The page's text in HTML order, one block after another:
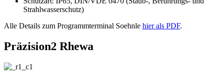
Strahlwasserschutz)
Alle Details zum Programmterminal Soehnle hier als PDF.
Präzision2 Rhewa